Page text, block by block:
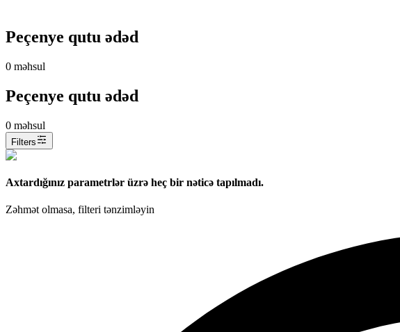
Peçenye qutu ədəd
0 məhsul
Peçenye qutu ədəd
0 məhsul
Filters
Axtardığınız parametrlər üzrə heç bir nəticə tapılmadı.
Zəhmət olmasa, filteri tənzimləyin